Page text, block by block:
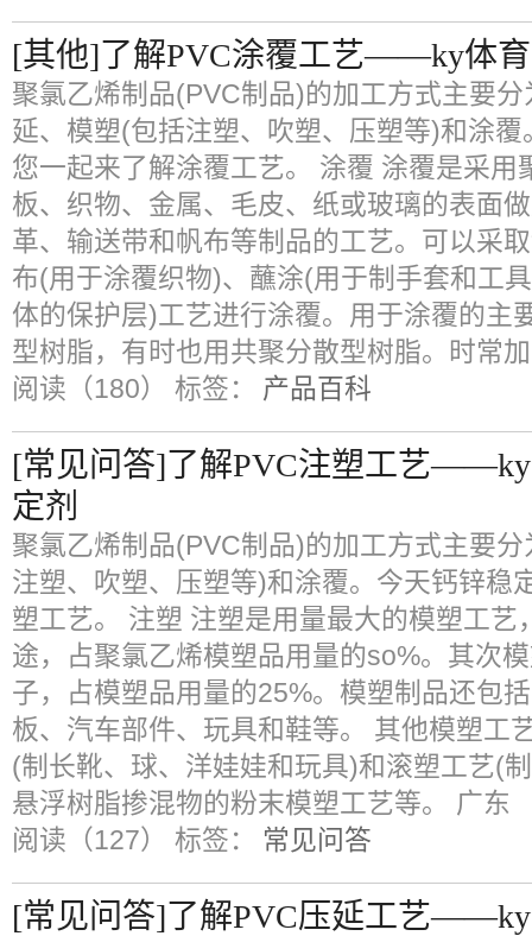
[其他]了解PVC涂覆工艺——ky体
聚氯乙烯制品(PVC制品)的加工方式主要
延、模塑(包括注塑、吹塑、压塑等)和涂
您一起来了解涂覆工艺。 涂覆 涂覆是采用
板、织物、金属、毛皮、纸或玻璃的表面
革、输送带和帆布等制品的工艺。可以采
布(用于涂覆织物)、蘸涂(用于制手套和工
体的保护层)工艺进行涂覆。用于涂覆的主
型树脂，有时也用共聚分散型树脂。时常
阅读（180） 标签： 产品百科
[常见问答]了解PVC注塑工艺
定剂
聚氯乙烯制品(PVC制品)的加工方式主要
注塑、吹塑、压塑等)和涂覆。今天钙锌稳
塑工艺。 注塑 注塑是用量最大的模塑工艺
途，占聚氯乙烯模塑品用量的so%。其次
子，占模塑品用量的25%。模塑制品还包
板、汽车部件、玩具和鞋等。 其他模塑工
(制长靴、球、洋娃娃和玩具)和滚塑工艺(
悬浮树脂掺混物的粉末模塑工艺等。 广东
阅读（127） 标签： 常见问答
[常见问答]了解PVC压延工艺